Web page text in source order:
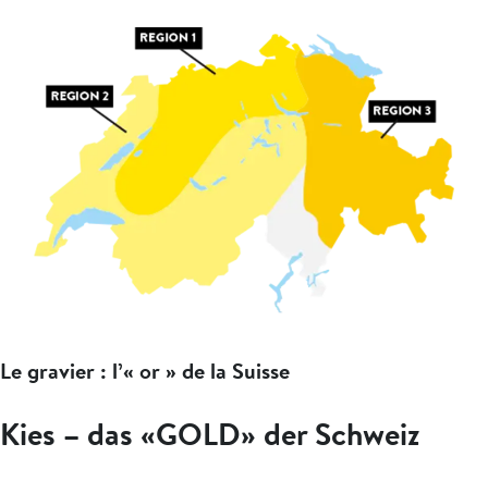
Le gravier : l’« or » de la Suisse
Kies – das «GOLD» der Schweiz